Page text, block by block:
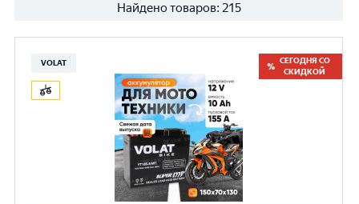
Найдено товаров: 215
VOLAT
СЕГОДНЯ СО
СКИДКОЙ